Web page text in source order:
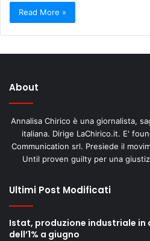
Read More »
About
Annalisa Chirico è una giornalista,
italiana. Dirige LaChirico.it. E'
Communication srl. Presiede il
Until proven guilty per una
Ultimi Post Modificati
Istat, produzione industriale in
dell’1% a giugno